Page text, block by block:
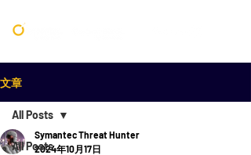
文章
All Posts
All Posts
Symantec Threat Hunter
2024年10月17日